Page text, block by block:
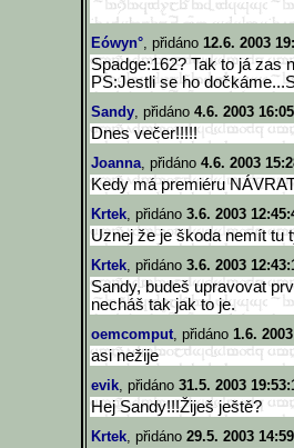
Eówyn°, přidáno 12.6. 2003
Spadge:162? Tak to já zas
PS:Jestli se ho
Sandy, přidáno 4.6. 2003
Dnes večer!!!!!
Joanna, přidáno 4.6. 2003
Kedy má premiéru
Krtek, přidáno 3.6. 2003
Uznej že je škoda nemít tu
Krtek, přidáno 3.6. 2003
Sandy, budeš upravovat
necháš tak jak to je.
oemcomput, přidáno 1.6.
asi nežije
evik, přidáno 31.5. 2003
Hej Sandy!!!Žiješ ještě?
Krtek, přidáno 29.5. 2003